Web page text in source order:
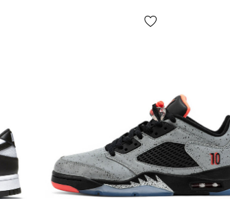
Уважно
американський та
Нерекомендуємо
допустити істотну